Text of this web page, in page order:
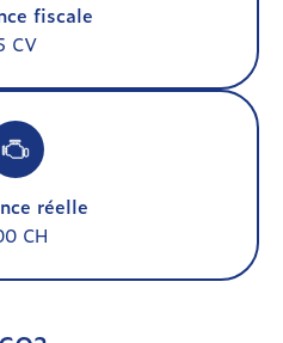
fiscale
CV
réelle
CH